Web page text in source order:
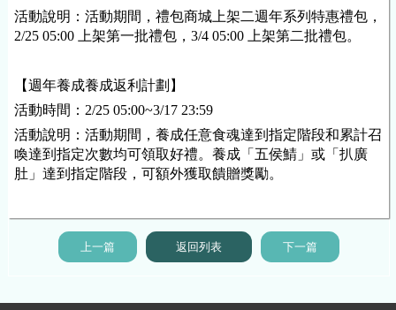
活動說明：活動期間，禮包商城上架二週年系列特惠禮包，
2/25 05:00 上架第一批禮包，3/4 05:00 上架第二批禮包。
【週年養成養成返利計劃】
活動時間：2/25 05:00~3/17 23:59
活動說明：活動期間，養成任意食魂達到指定階段和累計召
喚達到指定次數均可領取好禮。養成「五侯鯖」或「扒廣
肚」達到指定階段，可額外獲取饋贈獎勵。
上一篇 返回列表 下一篇